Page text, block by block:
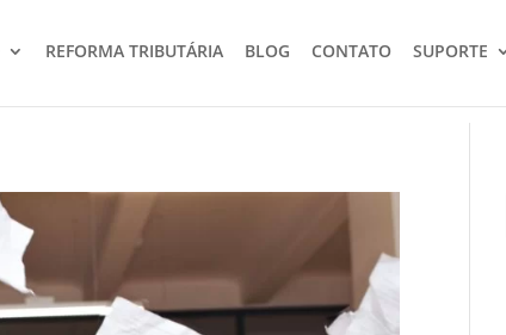
REFORMA TRIBUTÁRIA BLOG CONTATO SUPORTE